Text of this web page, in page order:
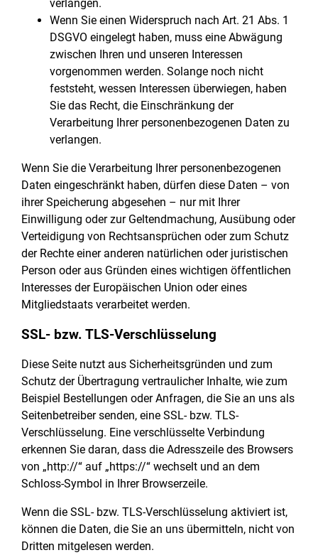
verlangen.
Wenn Sie einen Widerspruch nach Art. 21 Abs. 1
DSGVO eingelegt haben, muss eine Abwägung
zwischen Ihren und unseren Interessen
vorgenommen werden. Solange noch nicht
feststeht, wessen Interessen überwiegen, haben
Sie das Recht, die Einschränkung der
Verarbeitung Ihrer personenbezogenen Daten zu
verlangen.
Wenn Sie die Verarbeitung Ihrer personenbezogenen
Daten eingeschränkt haben, dürfen diese Daten – von
ihrer Speicherung abgesehen – nur mit Ihrer
Einwilligung oder zur Geltendmachung, Ausübung oder
Verteidigung von Rechtsansprüchen oder zum Schutz
der Rechte einer anderen natürlichen oder juristischen
Person oder aus Gründen eines wichtigen öffentlichen
Interesses der Europäischen Union oder eines
Mitgliedstaats verarbeitet werden.
SSL- bzw. TLS-Verschlüsselung
Diese Seite nutzt aus Sicherheitsgründen und zum
Schutz der Übertragung vertraulicher Inhalte, wie zum
Beispiel Bestellungen oder Anfragen, die Sie an uns als
Seitenbetreiber senden, eine SSL- bzw. TLS-
Verschlüsselung. Eine verschlüsselte Verbindung
erkennen Sie daran, dass die Adresszeile des Browsers
von „http://“ auf „https://“ wechselt und an dem
Schloss-Symbol in Ihrer Browserzeile.
Wenn die SSL- bzw. TLS-Verschlüsselung aktiviert ist,
können die Daten, die Sie an uns übermitteln, nicht von
Dritten mitgelesen werden.